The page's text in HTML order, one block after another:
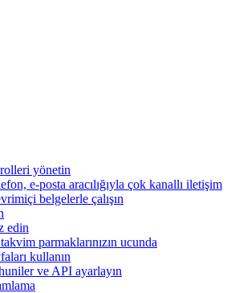
rolleri yönetin
e-posta aracılığıyla çok kanallı iletişim
belgelerle çalışın
edin
parmaklarınızın ucunda
kullanın
ve API ayarlayın